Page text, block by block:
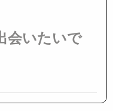
会いたいで